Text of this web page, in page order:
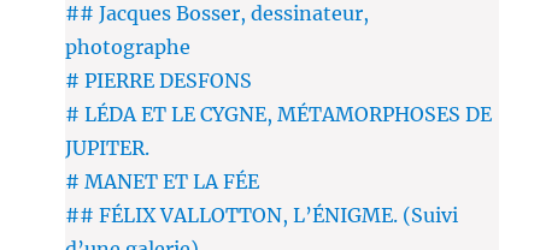
## Jacques Bosser, dessinateur,
photographe
# PIERRE DESFONS
# LÉDA ET LE CYGNE, MÉTAMORPHOSES DE
JUPITER.
# MANET ET LA FÉE
## FÉLIX VALLOTTON, L’ÉNIGME. (Suivi